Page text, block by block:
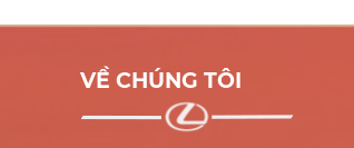
VỀ CHÚNG TÔI